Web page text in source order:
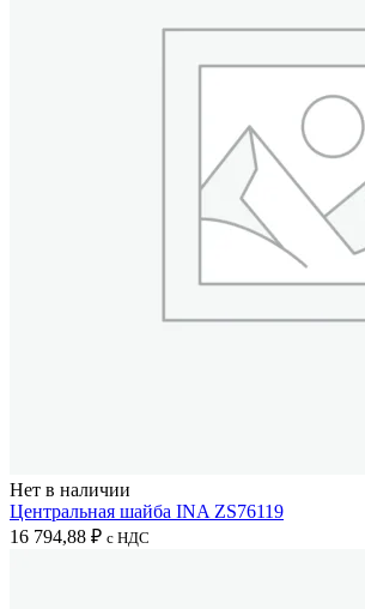
Нет в наличии
Центральная шайба INA ZS76119
16 794,88 ₽ с НДС